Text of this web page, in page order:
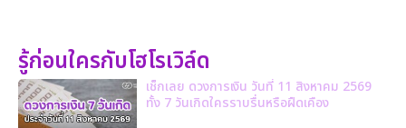
รู้ก่อนใครกับโฮโรเวิล์ด
เช็กเลย ดวงการเงิน วันที่ 11 สิงหาคม 2569
ทั้ง 7 วันเกิดใครราบรื่นหรือฝืดเคือง